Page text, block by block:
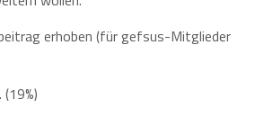
erhoben (für gefsus-Mitglieder